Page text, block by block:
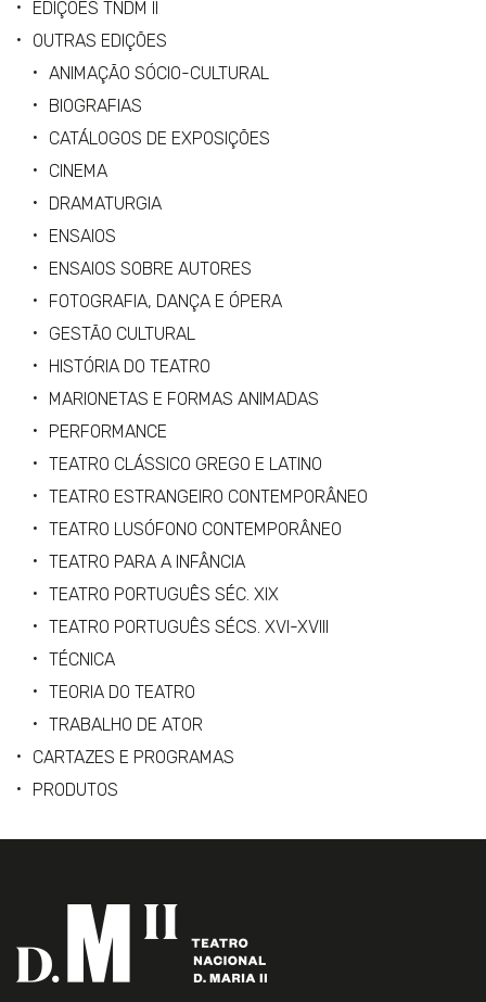
EDIÇÕES TNDM II
OUTRAS EDIÇÕES
ANIMAÇÃO SÓCIO-CULTURAL
BIOGRAFIAS
CATÁLOGOS DE EXPOSIÇÕES
CINEMA
DRAMATURGIA
ENSAIOS
ENSAIOS SOBRE AUTORES
FOTOGRAFIA, DANÇA E ÓPERA
GESTÃO CULTURAL
HISTÓRIA DO TEATRO
MARIONETAS E FORMAS ANIMADAS
PERFORMANCE
TEATRO CLÁSSICO GREGO E LATINO
TEATRO ESTRANGEIRO CONTEMPORÂNEO
TEATRO LUSÓFONO CONTEMPORÂNEO
TEATRO PARA A INFÂNCIA
TEATRO PORTUGUÊS SÉC. XIX
TEATRO PORTUGUÊS SÉCS. XVI-XVIII
TÉCNICA
TEORIA DO TEATRO
TRABALHO DE ATOR
CARTAZES E PROGRAMAS
PRODUTOS